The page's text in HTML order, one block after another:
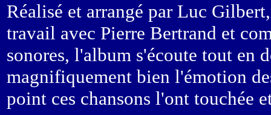
Réalisé et arrangé par Luc
travail avec Pierre Bertrand et
sonores, l'album s'écoute tout en
magnifiquement bien l'émotion
point ces chansons l'ont touchée